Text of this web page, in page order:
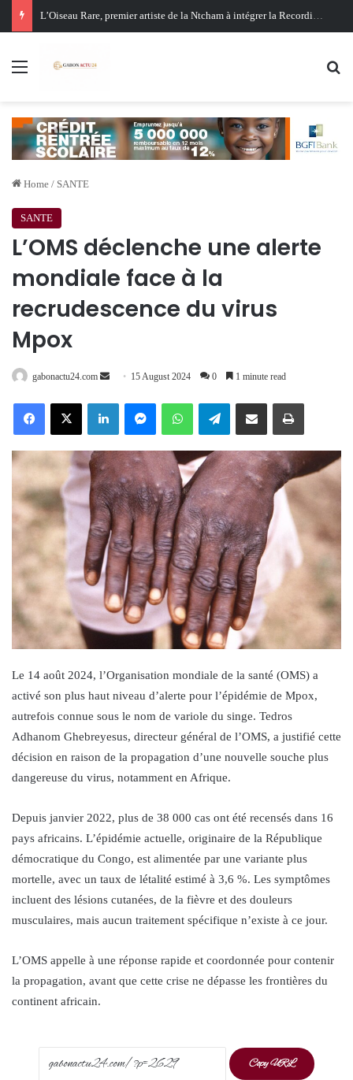
Menu
Home / SANTE
SANTE
L’OMS déclenche une alerte
mondiale face à la
recrudescence du virus
Mpox
gabonactu24.com
Send 15 August 2024 0 1 minute read
FacebookX LinkedInMessengerWhatsAppTelegramShare via Email Print
Le 14 août 2024, l’Organisation mondiale de la santé (OMS) a
activé son plus haut niveau d’alerte pour l’épidémie de Mpox,
autrefois connue sous le nom de variole du singe. Tedros
Adhanom Ghebreyesus, directeur général de l’OMS, a justifié cette
décision en raison de la propagation d’une nouvelle souche plus
dangereuse du virus, notamment en Afrique.
Depuis janvier 2022, plus de 38 000 cas ont été recensés dans 16
pays africains. L’épidémie actuelle, originaire de la République
démocratique du Congo, est alimentée par une variante plus
mortelle, avec un taux de létalité estimé à 3,6 %. Les symptômes
incluent des lésions cutanées, de la fièvre et des douleurs
musculaires, mais aucun traitement spécifique n’existe à ce jour.
L’OMS appelle à une réponse rapide et coordonnée pour contenir
la propagation, avant que cette crise ne dépasse les frontières du
continent africain.
Copy URL